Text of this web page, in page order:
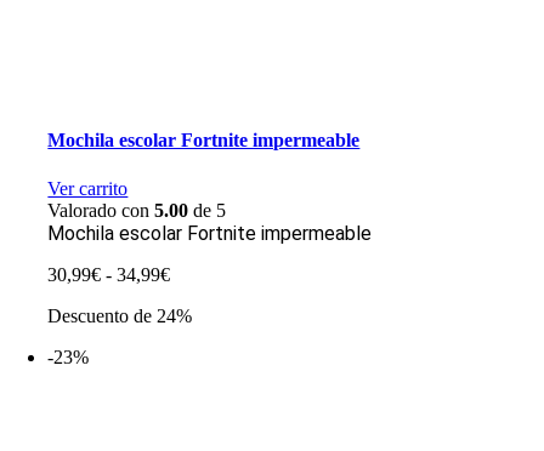
Mochila escolar Fortnite impermeable
Ver carrito
Valorado con5.00 de 5
Mochila escolar Fortnite impermeable
30,99€ - 34,99€Rango
precios:
Descuento de 24%
-23%